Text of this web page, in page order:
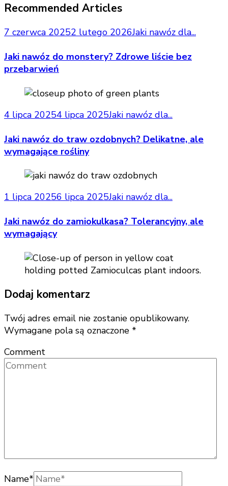
Recommended Articles
7 czerwca 20252 lutego 2026Jaki nawóz dla...
Jaki nawóz do monstery? Zdrowe liście bez
przebarwień
4 lipca 20254 lipca 2025Jaki nawóz dla...
Jaki nawóz do traw ozdobnych? Delikatne, ale
wymagające rośliny
1 lipca 20256 lipca 2025Jaki nawóz dla...
Jaki nawóz do zamiokulkasa? Tolerancyjny, ale
wymagający
Dodaj komentarz
Twój adres email nie zostanie opublikowany.
Wymagane pola są oznaczone *
Comment
Name*